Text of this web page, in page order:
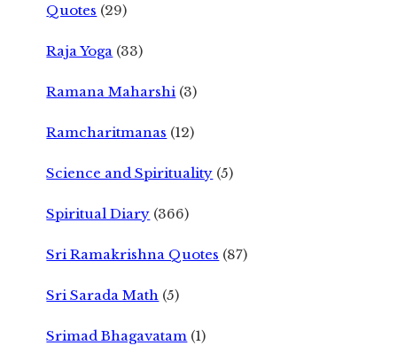
Quotes (29)
Raja Yoga (33)
Ramana Maharshi (3)
Ramcharitmanas (12)
Science and Spirituality (5)
Spiritual Diary (366)
Sri Ramakrishna Quotes (87)
Sri Sarada Math (5)
Srimad Bhagavatam (1)